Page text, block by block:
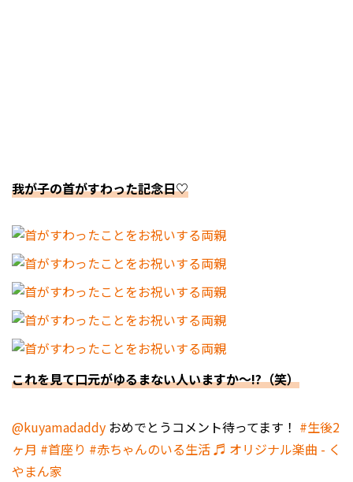
我が子の首がすわった記念日♡
これを見て口元がゆるまない人いますか～!?（笑）
@kuyamadaddy おめでとうコメント待ってます！ #生後2
ヶ月 #首座り #赤ちゃんのいる生活♬ オリジナル楽曲 - く
やまん家